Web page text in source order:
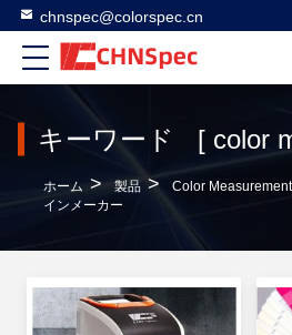
chnspec@colorspec.cn
ホーム > 製品 >
Color
インメーカー